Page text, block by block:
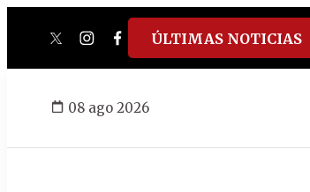
twitterinstagram
facebook
tiktokyoutube
spotify
ÚLTIMAS NOTICIAS
08 ago 2026